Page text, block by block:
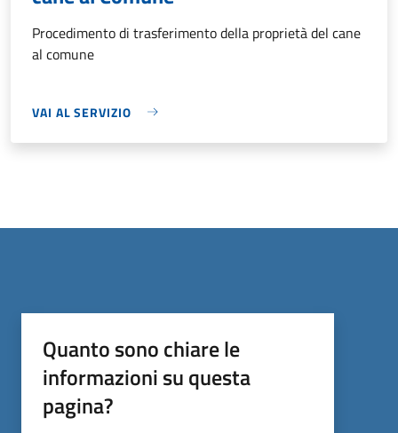
Procedimento di trasferimento della proprietà del cane
al comune
VAI AL SERVIZIO
Quanto sono chiare le
informazioni su questa
pagina?